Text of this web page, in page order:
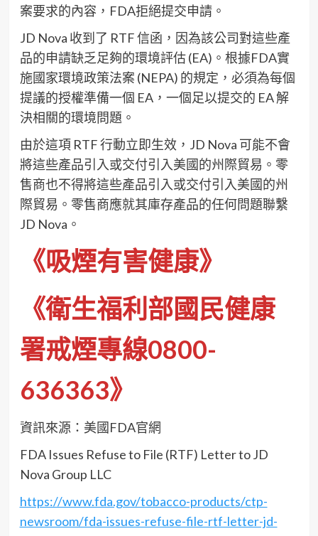
案要求的內容，FDA拒絕提交申請。
JD Nova 收到了 RTF 信函，因為該公司對這些產
品的申請缺乏足夠的環境評估 (EA)。根據FDA實
施國家環境政策法案 (NEPA) 的規定，必須為每個
提議的授權準備一個 EA，一個足以提交的 EA 解
決相關的環境問題。
由於這項 RTF 行動立即生效，JD Nova 可能不會
將這些產品引入或交付引入美國的州際貿易。零
售商也不得將這些產品引入或交付引入美國的州
際貿易。零售商應就其庫存產品的任何問題聯繫
JD Nova。
《吸煙有害健康》
《衛生福利部國民健康
署戒煙專線0800-
636363》
資訊來源：美國FDA官網
FDA Issues Refuse to File (RTF) Letter to JD
Nova Group LLC
https://www.fda.gov/tobacco-products/ctp-
newsroom/fda-issues-refuse-file-rtf-letter-jd-